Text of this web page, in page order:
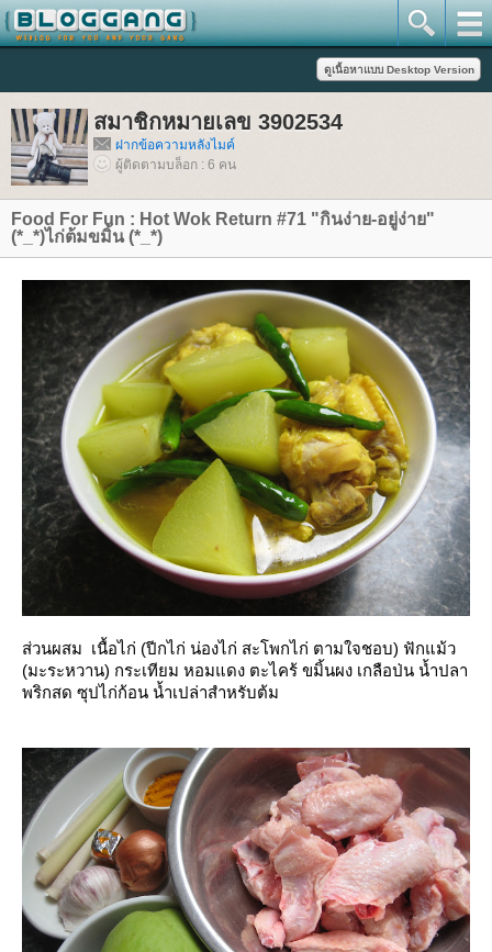
สมาชิกหมายเลข 3902534
ฝากข้อความหลังไมค์
ผู้ติดตามบล็อก : 6 คน
Food For Fun : Hot Wok Return #71 "กินง่าย-อยู่ง่าย"
(*_*)ไก่ต้มขมิ้น (*_*)
ส่วนผสม เนื้อไก่ (ปีกไก่ น่องไก่ สะโพกไก่ ตามใจชอบ) ฟักแม้ว
(มะระหวาน) กระเทียม หอมแดง ตะไคร้ ขมิ้นผง เกลือป่น น้ำปลา
พริกสด ซุปไก่ก้อน น้ำเปล่าสำหรับต้ม